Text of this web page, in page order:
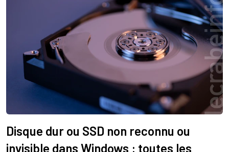
Disque dur ou SSD non reconnu ou
invisible dans Windows : toutes les